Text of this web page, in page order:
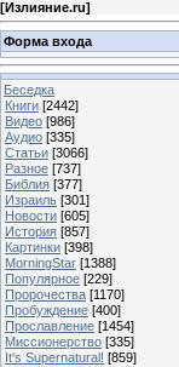
[Излияние.ru]
Форма входа
Беседка
Книги [2442]
Видео [986]
Аудио [335]
Статьи [3066]
Разное [737]
Библия [377]
Израиль [301]
Новости [605]
История [857]
Картинки [398]
MorningStar [1388]
Популярное [229]
Пророчества [1170]
Пробуждение [400]
Прославление [1454]
Миссионерство [335]
It's Supernatural! [859]